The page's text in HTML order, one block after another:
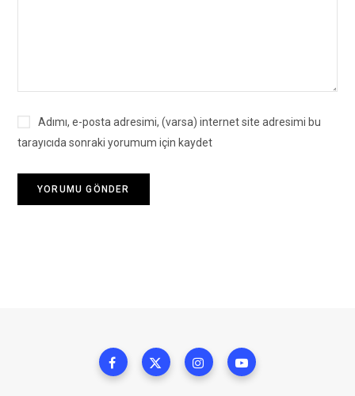
Adımı, e-posta adresimi, (varsa) internet site adresimi bu
tarayıcıda sonraki yorumum için kaydet